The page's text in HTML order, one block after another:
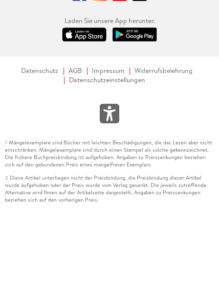
Laden Sie unsere App herunter.
Datenschutz AGB Impressum
Widerrufsbelehrung
Datenschutzeinstellungen
1 Mängelexemplare sind Bücher mit leichten Beschädigungen, die das Lesen aber nicht
einschränken. Mängelexemplare sind durch einen Stempel als solche gekennzeichnet.
Die frühere Buchpreisbindung ist aufgehoben. Angaben zu Preissenkungen beziehen
sich auf den gebundenen Preis eines mangelfreien Exemplars.
2 Diese Artikel unterliegen nicht der Preisbindung, die Preisbindung dieser Artikel
wurde aufgehoben oder der Preis wurde vom Verlag gesenkt. Die jeweils zutreffende
Alternative wird Ihnen auf der Artikelseite dargestellt. Angaben zu Preissenkungen
beziehen sich auf den vorherigen Preis.